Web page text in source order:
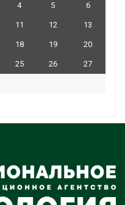
4 5 6
11 12 13
18 19 20
25 26 27